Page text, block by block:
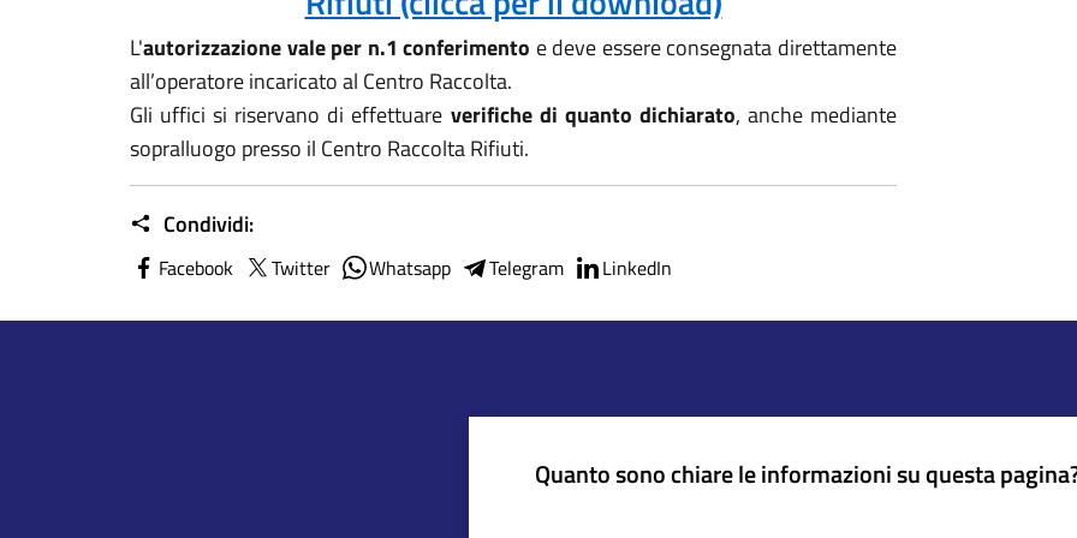
L'autorizzazione vale per n.1 conferimento e deve essere consegnata direttamente
all’operatore incaricato al Centro Raccolta.
Gli uffici si riservano di effettuare verifiche di quanto dichiarato, anche mediante
sopralluogo presso il Centro Raccolta Rifiuti.
Condividi:
Facebook Twitter Whatsapp Telegram LinkedIn
Quanto sono chiare le informazioni su questa